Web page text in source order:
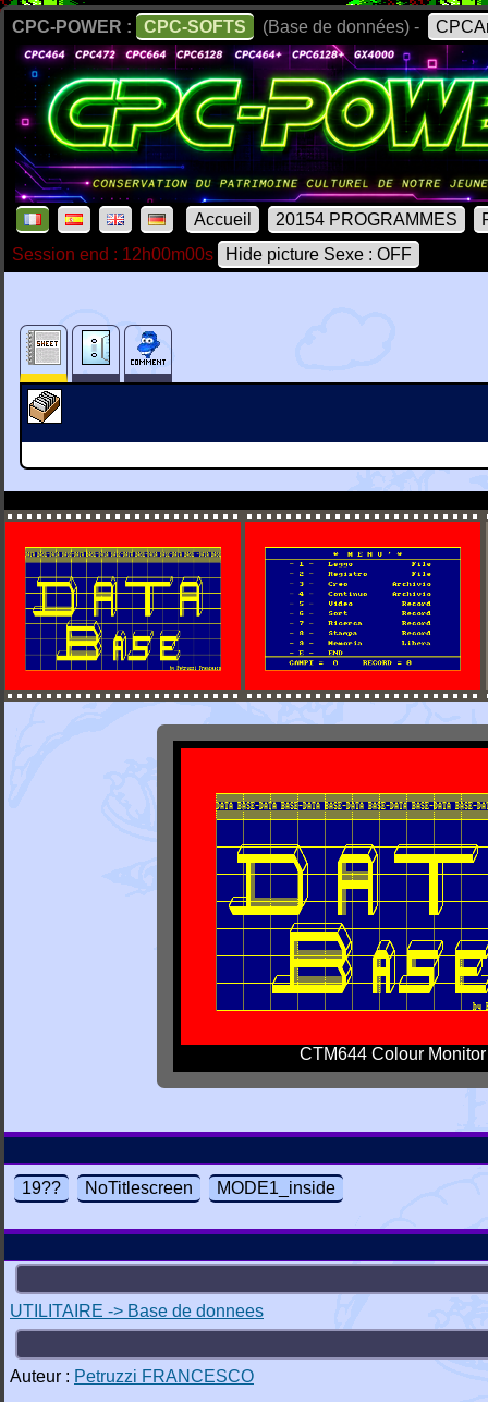
CPC-POWER : CPC-SOFTS (Base de données) -
Accueil 20154 PROGRAMMES
Session end : 12h00m00s
Hide picture Sexe : OFF
CTM644 Colour Monitor
19?? NoTitlescreen MODE1_inside
UTILITAIRE -> Base de donnees
Auteur : Petruzzi FRANCESCO